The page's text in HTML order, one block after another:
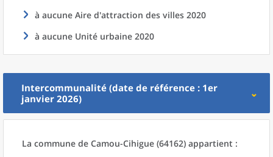
à aucune Aire d'attraction des villes 2020
à aucune Unité urbaine 2020
Intercommunalité (date de référence : 1er
janvier 2026)
La commune de Camou-Cihigue (64162) appartient :